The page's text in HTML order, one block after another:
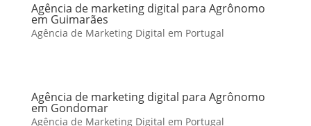
Agência de marketing digital para Agrônomo
em Guimarães
Agência de Marketing Digital em Portugal
Agência de marketing digital para Agrônomo
em Gondomar
Agência de Marketing Digital em Portugal